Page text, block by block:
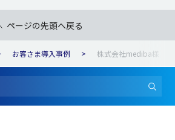
ページの先頭へ戻る
お客さま導入事例 株式会社mediba様